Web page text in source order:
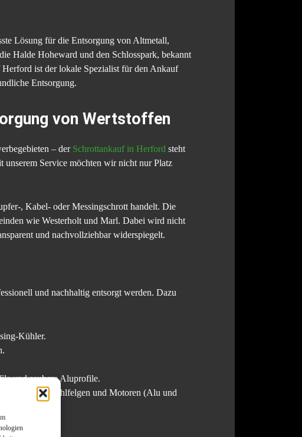
Lösung für die Entsorgung von Altmetall,
Halde Hoheward und den Schlosspark, bekannt
ist der lokale Spezialist für den Ankauf
Entsorgung.
von Wertstoffen
– der Schrottankauf in Herford steht
Service möchten wir nicht nur Platz
, Kabel- oder Messingschrott handelt. Die
wie Westerholt und Marl. Dabei wird nicht
und nachvollziehbar widerspiegelt.
und nachhaltig entsorgt werden. Dazu
Kühler.
und saubere Aluprofile.
Altblei, Stahlfelgen und Motoren (Alu und